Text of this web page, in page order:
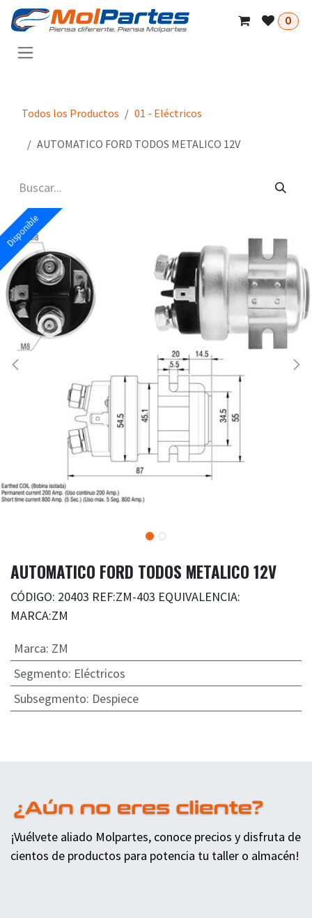
Ir al contenido
0
Todos los Productos 01 - Eléctricos
AUTOMATICO FORD TODOS METALICO 12V
Disponible
Disponible
AUTOMATICO FORD TODOS METALICO 12V
CÓDIGO: 20403 REF:ZM-403 EQUIVALENCIA:
MARCA:ZM
Marca: ZM
Segmento: Eléctricos
Subsegmento: Despiece
¡Vuélvete aliado Molpartes, conoce precios y disfruta de
cientos de productos para potencia tu taller o almacén!